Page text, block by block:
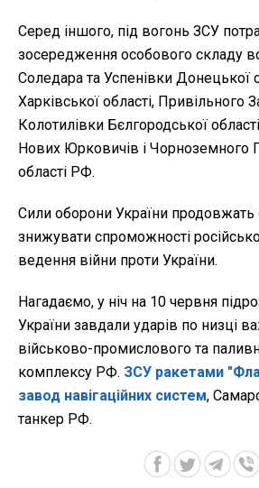
Серед іншого, під вогонь ЗСУ
зосередження особового складу
Соледара та Успенівки Донецької
Харківської області, Привільного
Колотилівки Бєлгородської
Нових Юрковичів і Чорноземного
області РФ.
Сили оборони України продовжать
знижувати спроможності
ведення війни проти України.
Нагадаємо, у ніч на 10 червня
України завдали ударів по низці
військово-промислового та
комплексу РФ. ЗСУ ракетами
завод навігаційних систем,
танкер РФ.